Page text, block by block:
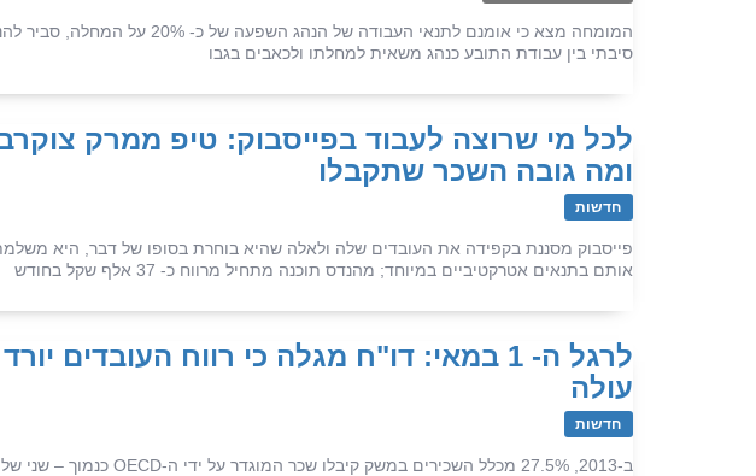
סיבתי בין עבודת התובע כנהג משאית למחלתו ולכאבים בגבו
לכל מי שרוצה לעבוד בפייסבוק: טיפ ממרק
ומה גובה השכר שתקבלו
חדשות
פייסבוק מסננת בקפידה את העובדים שלה ולאלה שהיא בוחרת בסופו של דבר, היא
אותם בתנאים אטרקטיביים במיוחד; מהנדס תוכנה מתחיל מרווח כ- 37 אלף שקל בחודש
לרגל ה- 1 במאי: דו"ח מגלה כי רווח העובדים
עולה
חדשות
ב-2013, 27.5% מכלל השכירים במשק קיבלו שכר המוגדר על ידי ה-OECD כנמוך – שני שלישים מן השכר החציוני במשק